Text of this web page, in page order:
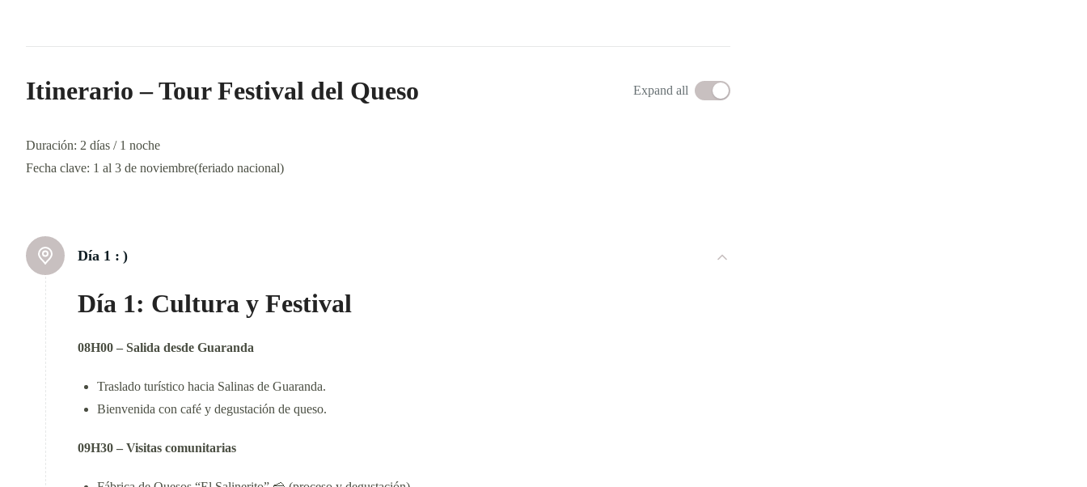
Itinerario – Tour Festival del Queso Expand all
Duración: 2 días / 1 noche
Fecha clave: 1 al 3 de noviembre(feriado nacional)
Día 1 : )
Día 1: Cultura y Festival
08H00 – Salida desde Guaranda
Traslado turístico hacia Salinas de Guaranda.
Bienvenida con café y degustación de queso.
09H30 – Visitas comunitarias